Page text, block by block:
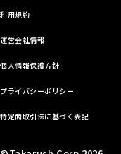
利用規約
運営会社情報
個人情報保護方針
プライバシーポリシー
特定商取引法に基づく表記